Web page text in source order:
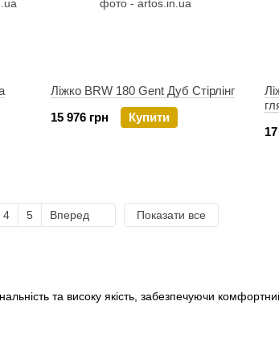
та високу якість, забезпечуючи
Ліжко BRW 180 Gent Дуб Стірлінг
15 976 грн
Купити
4 5 Вперед Показати все